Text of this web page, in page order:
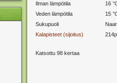
Ilman lämpötila
16
Veden lämpötila
15
Sukupuoli
Kalapisteet (sijoitus)
Katsottu 98 kertaa